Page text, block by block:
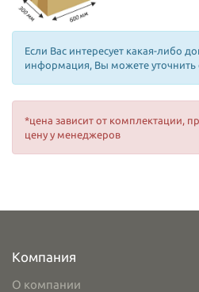
Если Вас интересует какая-либо
информация, Вы можете уточнить
*цена зависит от комплектации,
цену у менеджеров
Компания
О компании